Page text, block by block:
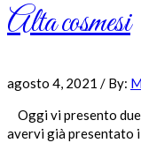
Alta cosmesi
agosto 4, 2021 / By:
Oggi vi presento
avervi già presentato